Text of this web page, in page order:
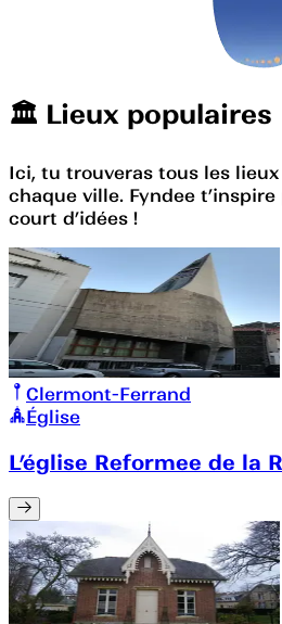
🏛️️ Lieux populaires
Ici, tu trouveras tous les
chaque ville. Fyndee
court d’idées !
Clermont-Ferrand
Église
L’église Reformee de la